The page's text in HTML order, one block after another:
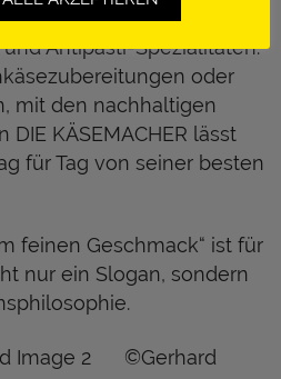
des Waldviertels
Antipasti-Spezialitäten.
oder
mit den nachhaltigen
KÄSEMACHER lässt
für Tag von seiner besten
feinen Geschmack“ ist für
nur ein Slogan, sondern
Image 2 ©Gerhard